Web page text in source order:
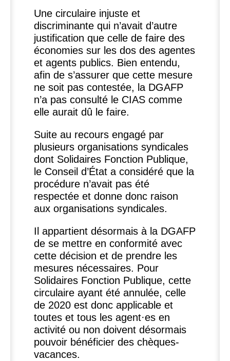
Une circulaire injuste et
discriminante qui n’avait d’autre
justification que celle de faire des
économies sur les dos des agentes
et agents publics. Bien entendu,
afin de s’assurer que cette mesure
ne soit pas contestée, la DGAFP
n’a pas consulté le CIAScomme
elle aurait dû le faire.
Suite au recours engagé par
plusieurs organisations syndicales
dont Solidaires Fonction Publique,
le Conseil d’État a considéré que la
procédure n’avait pas été
respectée et donne donc raison
aux organisations syndicales.
Il appartient désormais à la DGAFP
de se mettre en conformité avec
cette décision et de prendre les
mesures nécessaires. Pour
Solidaires Fonction Publique, cette
circulaire ayant été annulée, celle
de 2020 est donc applicable et
toutes et tous les agent·es en
activité ou non doivent désormais
pouvoir bénéficier des chèques-
vacances.